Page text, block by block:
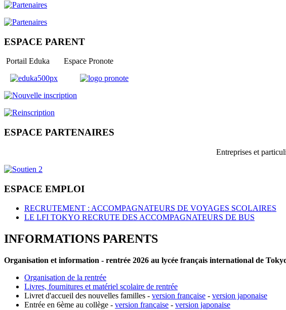
ESPACE PARENT
Portail Eduka Espace Pronote
ESPACE PARTENAIRES
Entreprises et
ESPACE EMPLOI
RECRUTEMENT : ACCOMPAGNATEURS DE VOYAGES SCOLAIRES
LE LFI TOKYO RECRUTE DES ACCOMPAGNATEURS DE BUS
INFORMATIONS PARENTS
Organisation et information - rentrée 2026 au lycée français international de
Organisation de la rentrée
Livres, fournitures et matériel scolaire de rentrée
Livret d'accueil des nouvelles familles - version française - version japonaise
Entrée en 6ème au collège - version française - version japonaise